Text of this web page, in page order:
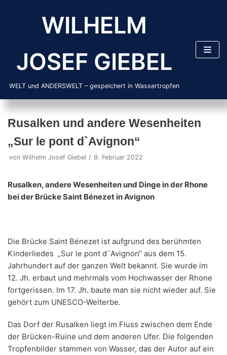
WILHELM
JOSEF GIEBEL
WELT und ANDERSWELT – gespeichert in Wassertropfen
Rusalken und andere Wesenheiten
„Sur le pont d`Avignon“
von Wilhelm Josef Giebel 9. Februar 2022
Rusalken, andere Wesenheiten und Dinge in der Rhone
bei der Brücke Saint Bénezet in Avignon
Die Brücke Saint Bénezet ist aufgrund des berühmten
Kinderliedes „Sur le pont d`Avignon“ aus dem 15.
Jahrhundert auf der ganzen Welt bekannt. Sie wurde im
12. Jh. erbaut und mehrmals vom Hochwasser der Rhone
fortgerissen. Im 17. Jh. baute man sie nicht wieder auf. Sie
gehört zum UNESCO-Welterbe.
Das Dorf der Rusalken liegt im Fluss zwischen dem Ende
der Brücken-Ruine und dem anderen Ufer. Die folgenden
Tropfenbilder stammen von Wasser, das der Autor auf ein